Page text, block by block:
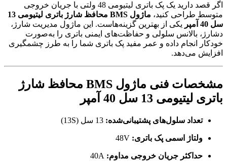
اگر قصد دارید یک پک باتری لیتیومی 48 ولتی با جریان خروجی
متوسط طراحی کنید،
ماژول BMS محافظ شارژ باتری لیتیومی 13
سل 40 آمپر
یکی از بهترین گزینه‌هاست. این ماژول مدیریت شارژ،
دشارژ، بالانس سلولی و حفاظت‌های ایمنی باتری را به‌صورت
خودکار انجام داده و عمر مفید پک باتری شما را به طرز چشمگیری
افزایش می‌دهد.
مشخصات فنی ماژول BMS محافظ شارژ
باتری لیتیومی 13 سل 40 آمپر
تعداد سلول‌های پشتیبانی‌شده:
ولتاژ اسمی پک باتری:
حداکثر جریان خروجی مداوم: